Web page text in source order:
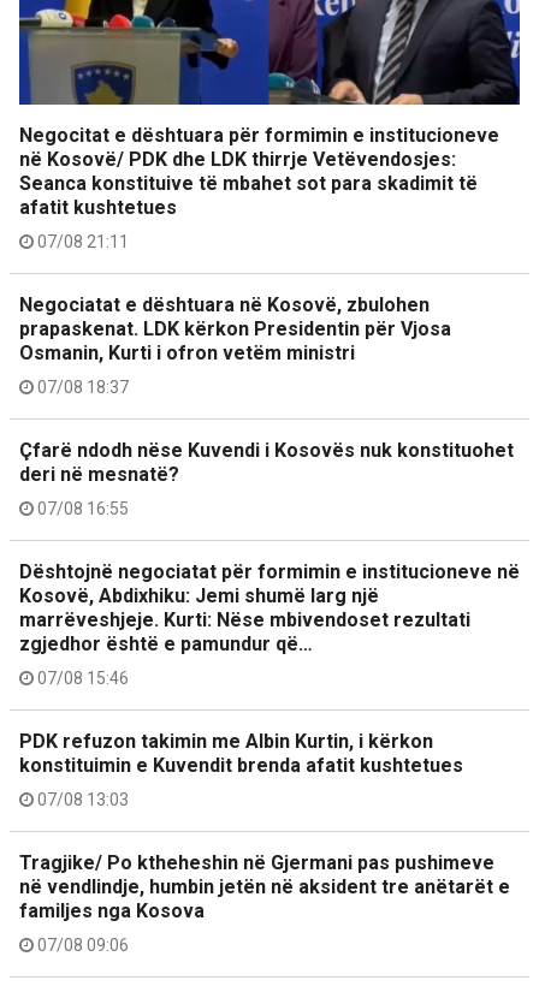
Negocitat e dështuara për formimin e institucioneve
në Kosovë/ PDK dhe LDK thirrje Vetëvendosjes:
Seanca konstituive të mbahet sot para skadimit të
afatit kushtetues
07/08 21:11
Negociatat e dështuara në Kosovë, zbulohen
prapaskenat. LDK kërkon Presidentin për Vjosa
Osmanin, Kurti i ofron vetëm ministri
07/08 18:37
Çfarë ndodh nëse Kuvendi i Kosovës nuk konstituohet
deri në mesnatë?
07/08 16:55
Dështojnë negociatat për formimin e institucioneve në
Kosovë, Abdixhiku: Jemi shumë larg një
marrëveshjeje. Kurti: Nëse mbivendoset rezultati
zgjedhor është e pamundur që…
07/08 15:46
PDK refuzon takimin me Albin Kurtin, i kërkon
konstituimin e Kuvendit brenda afatit kushtetues
07/08 13:03
Tragjike/ Po ktheheshin në Gjermani pas pushimeve
në vendlindje, humbin jetën në aksident tre anëtarët e
familjes nga Kosova
07/08 09:06